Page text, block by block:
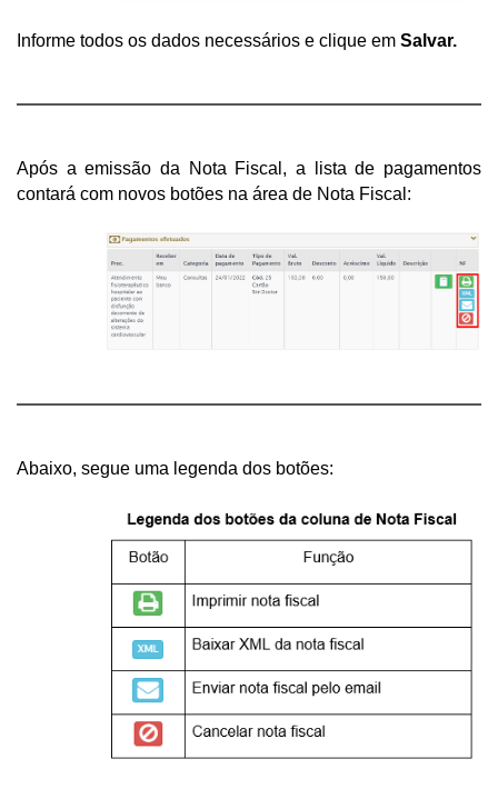
Informe todos os dados necessários e clique em Salvar.
Após a emissão da Nota Fiscal, a lista de pagamentos
contará com novos botões na área de Nota Fiscal:
Abaixo, segue uma legenda dos botões: